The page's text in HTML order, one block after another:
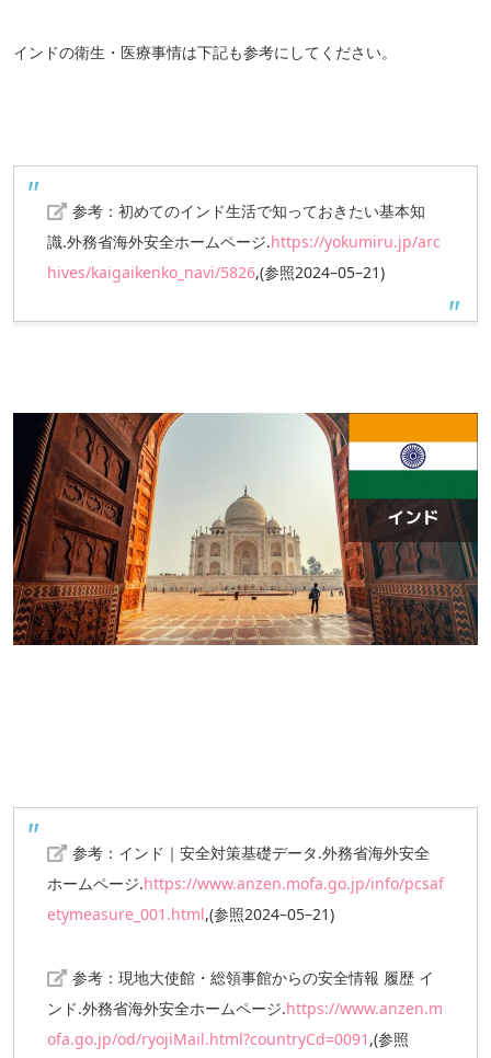
インドの衛生・医療事情は下記も参考にしてください。
参考： 初めてのインド生活で知っておきたい基本知
識.外務省海外安全ホームページ.https://yokumiru.jp/arc
hives/kaigaikenko_navi/5826,(参照2024–05–21)
参考： インド｜安全対策基礎データ.外務省海外安全
ホームページ.https://www.anzen.mofa.go.jp/info/pcsaf
etymeasure_001.html,(参照2024–05–21)
参考：現地大使館・総領事館からの安全情報 履歴 イ
ンド.外務省海外安全ホームページ.https://www.anzen.m
ofa.go.jp/od/ryojiMail.html?countryCd=0091 ,(参照